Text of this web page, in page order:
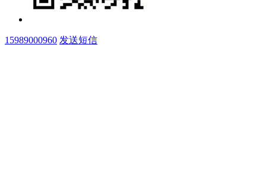
15989000960 发送短信